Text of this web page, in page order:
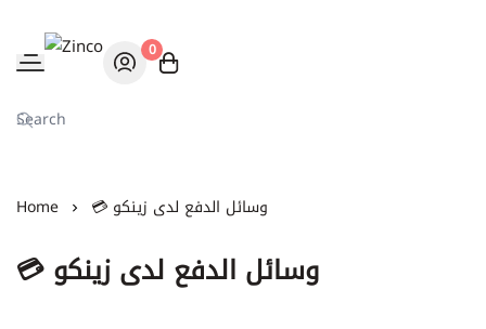
Zinco
0
Home 💳 وسائل الدفع لدى زينكو
💳 وسائل الدفع لدى زينكو